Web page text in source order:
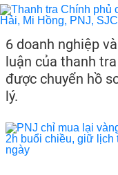
6 doanh nghiệp
luận của thanh
được chuyển hồ
lý.